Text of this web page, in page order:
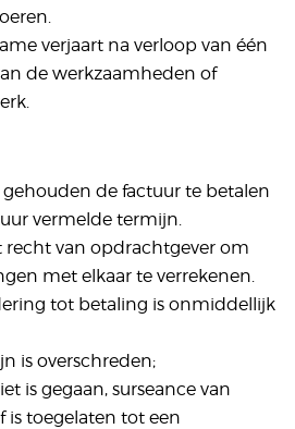
verjaart na verloop van één
de werkzaamheden of
gehouden de factuur te betalen
vermelde termijn.
recht van opdrachtgever om
met elkaar te verrekenen.
tot betaling is onmiddellijk
is overschreden;
is gegaan, surseance van
is toegelaten tot een